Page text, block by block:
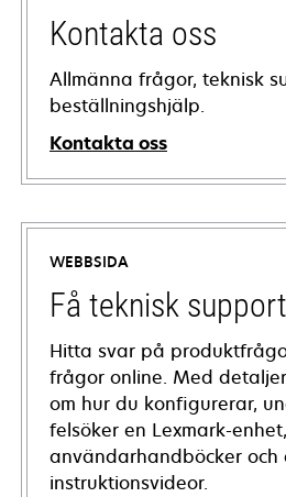
Kontakta oss
Allmänna frågor, teknisk
beställningshjälp.
Kontakta oss
WEBBSIDA
Få teknisk support
Hitta svar på
frågor online. Med
om hur du konfigurerar,
felsöker en Lexmark-
användarhandböcker och
instruktionsvideor.